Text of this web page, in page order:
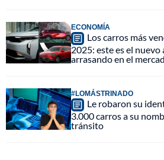
ECONOMÍA
Los carros más
2025: este es el
arrasando en el
#LOMÁSTRINADO
Le robaron su
3.000 carros a su
tránsito